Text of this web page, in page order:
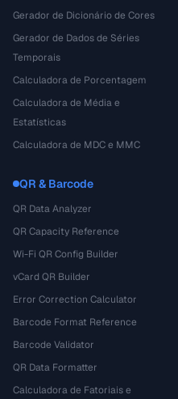
Gerador de Dicionário de Cores
Gerador de Dados de Séries
Temporais
Calculadora de Porcentagem
Calculadora de Média e
Estatísticas
Calculadora de MDC e MMC
QR & Barcode
QR Data Analyzer
QR Capacity Reference
Wi-Fi QR Config Builder
vCard QR Builder
Error Correction Calculator
Barcode Format Reference
Barcode Validator
QR Data Formatter
Calculadora de Fatoriais e